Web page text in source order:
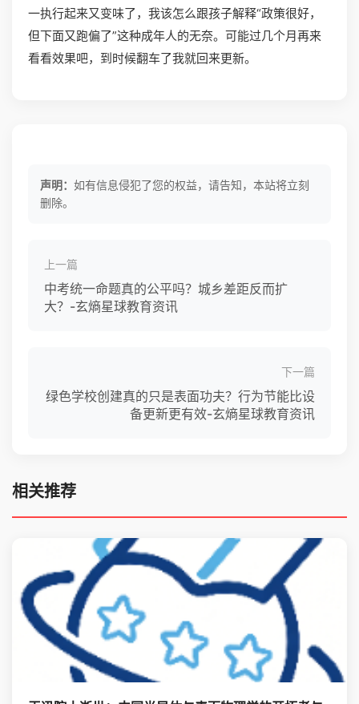
一执行起来又变味了，我该怎么跟孩子解释“政策很好，
但下面又跑偏了”这种成年人的无奈。可能过几个月再来
看看效果吧，到时候翻车了我就回来更新。
声明： 如有信息侵犯了您的权益，请告知，本站将立刻
删除。
上一篇
中考统一命题真的公平吗？城乡差距反而扩
大？-玄熵星球教育资讯
下一篇
绿色学校创建真的只是表面功夫？行为节能比设
备更新更有效-玄熵星球教育资讯
相关推荐